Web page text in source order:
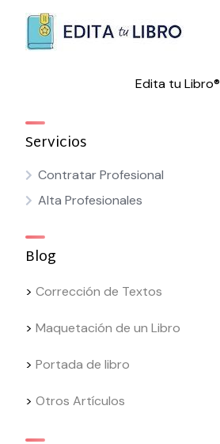
Edita tu Libro®
Servicios
Contratar Profesional
Alta Profesionales
Blog
> Corrección de Textos
> Maquetación de un Libro
> Portada de libro
> Otros Artículos